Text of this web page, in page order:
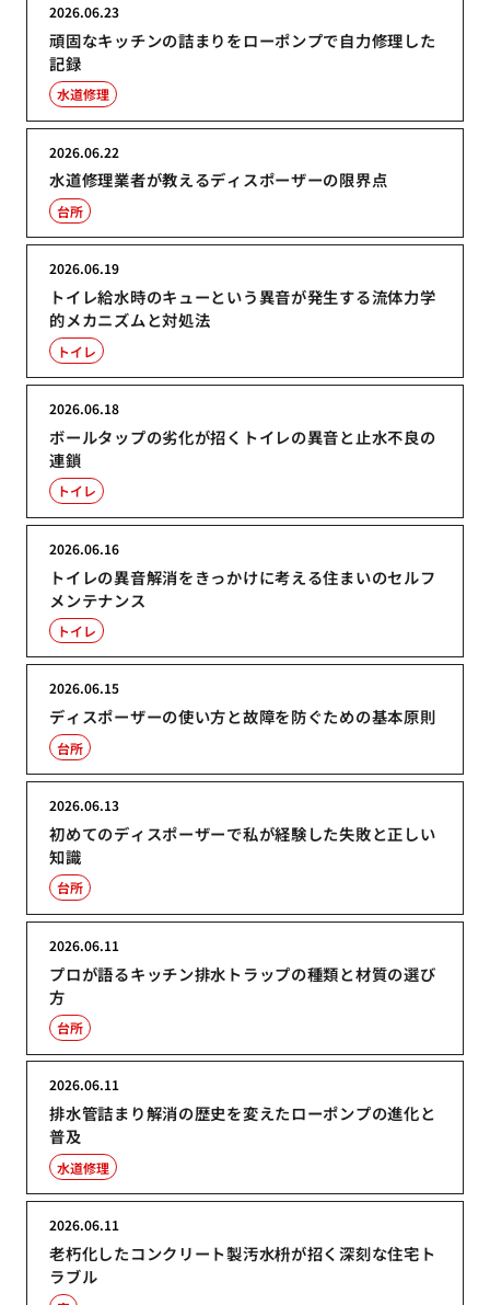
頑固なキッチンの詰まりをローポンプで自力修理した
記録
2026.06.23
水道修理
水道修理業者が教えるディスポーザーの限界点
2026.06.22
台所
トイレ給水時のキューという異音が発生する流体力学
的メカニズムと対処法
2026.06.19
トイレ
ボールタップの劣化が招くトイレの異音と止水不良の
連鎖
2026.06.18
トイレ
トイレの異音解消をきっかけに考える住まいのセルフ
メンテナンス
2026.06.16
トイレ
ディスポーザーの使い方と故障を防ぐための基本原則
2026.06.15
台所
初めてのディスポーザーで私が経験した失敗と正しい
知識
2026.06.13
台所
プロが語るキッチン排水トラップの種類と材質の選び
方
2026.06.11
台所
排水管詰まり解消の歴史を変えたローポンプの進化と
普及
2026.06.11
水道修理
老朽化したコンクリート製汚水枡が招く深刻な住宅ト
ラブル
2026.06.11